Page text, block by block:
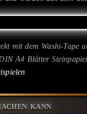
mit dem Washi-Tape
A4 Blätter
kann